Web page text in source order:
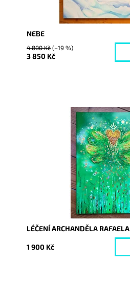
NEBE
4 800 Kč(–19 %)
3 850 Kč
Vyprodáno
5844
LÉČENÍ ARCHANDĚLA RAFAELA
1 900 Kč